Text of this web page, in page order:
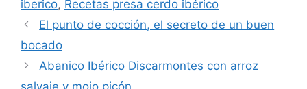
iberico, Recetas presa cerdo ibérico
El punto de cocción, el secreto de un buen
bocado
Abanico Ibérico Discarmontes con arroz
salvaje y mojo picón